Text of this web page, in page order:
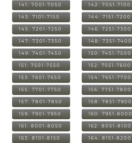
141: 7001-7050 142: 7051-7100
143: 7101-7150 144: 7151-7200
145: 7201-7250 146: 7251-7300
147: 7301-7350 148: 7351-7400
149: 7401-7450 150: 7451-7500
151: 7501-7550 152: 7551-7600
153: 7601-7650 154: 7651-7700
155: 7701-7750 156: 7751-7800
157: 7801-7850 158: 7851-7900
159: 7901-7950 160: 7951-8000
161: 8001-8050 162: 8051-8100
163: 8101-8150 164: 8151-8200